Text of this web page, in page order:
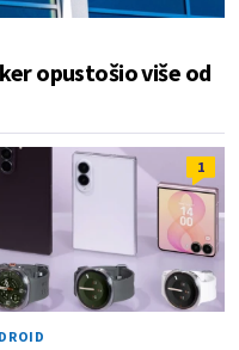
opustošio više od
1